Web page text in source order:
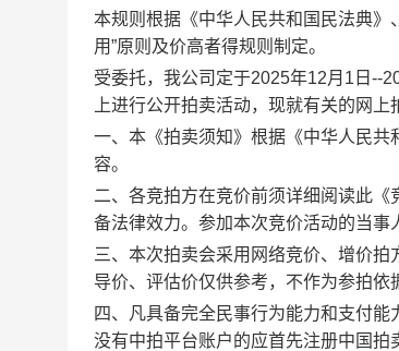
本规则根据《中华人民共和国民法典》
用”原则及价高者得规则制定。
受委托，我公司定于2025年12月1日--
上进行公开拍卖活动，现就有关的网上
一、本《拍卖须知》根据《中华人民
容。
二、各竞拍方在竞价前须详细阅读此《
备法律效力。参加本次竞价活动的当事
三、本次拍卖会采用网络竞价、增价
导价、评估价仅供参考，不作为参拍依
四、凡具备完全民事行为能力和支付
没有中拍平台账户的应首先注册中国